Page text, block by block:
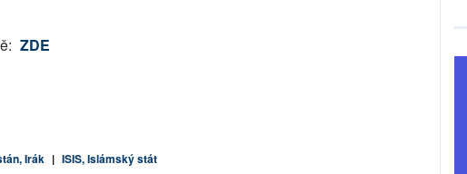
ZDE
Irák | ISIS, Islámský stát